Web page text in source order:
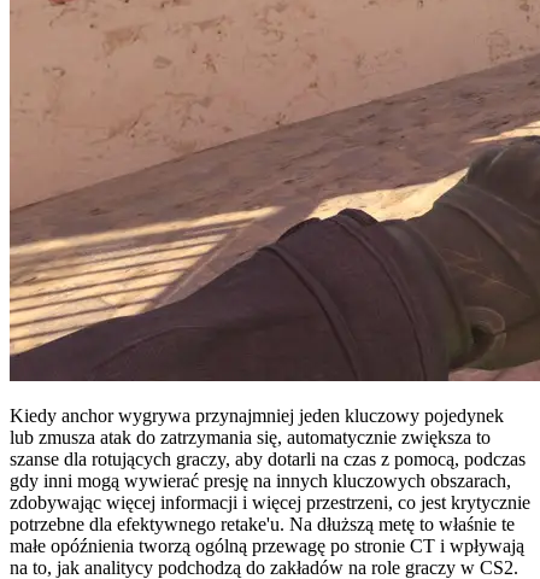
Kiedy anchor wygrywa przynajmniej jeden kluczowy pojedynek
lub zmusza atak do zatrzymania się, automatycznie zwiększa to
szanse dla rotujących graczy, aby dotarli na czas z pomocą, podczas
gdy inni mogą wywierać presję na innych kluczowych obszarach,
zdobywając więcej informacji i więcej przestrzeni, co jest krytycznie
potrzebne dla efektywnego retake'u. Na dłuższą metę to właśnie te
małe opóźnienia tworzą ogólną przewagę po stronie CT i wpływają
na to, jak analitycy podchodzą do zakładów na role graczy w CS2.